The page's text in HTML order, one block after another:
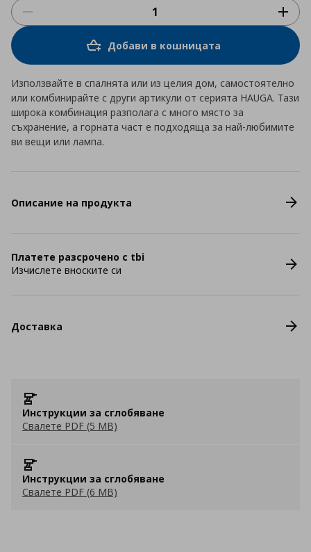
Добави в кошницата
Използвайте в спалнята или из целия дом, самостоятелно
или комбинирайте с други артикули от серията HAUGA. Тази
широка комбинация разполага с много място за
съхранение, а горната част е подходяща за най-любимите
ви вещи или лампа.
Описание на продукта
Платете разсрочено с tbi
Изчислете вноските си
Доставка
Инструкции за сглобяване
Свалете PDF (5 MB)
Инструкции за сглобяване
Свалете PDF (6 MB)